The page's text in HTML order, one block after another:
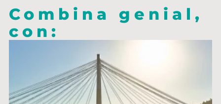
Combina genial,
con: